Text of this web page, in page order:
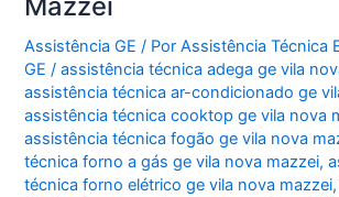
Mazzei
Assistência GE / PorAssistência Técnica
GE/assistência técnica adega ge vila
assistência técnica ar-condicionado ge
assistência técnica cooktop ge vila nova
assistência técnica fogão ge vila nova
técnica forno a gás ge vila nova mazzei,
técnica forno elétrico ge vila nova mazzei